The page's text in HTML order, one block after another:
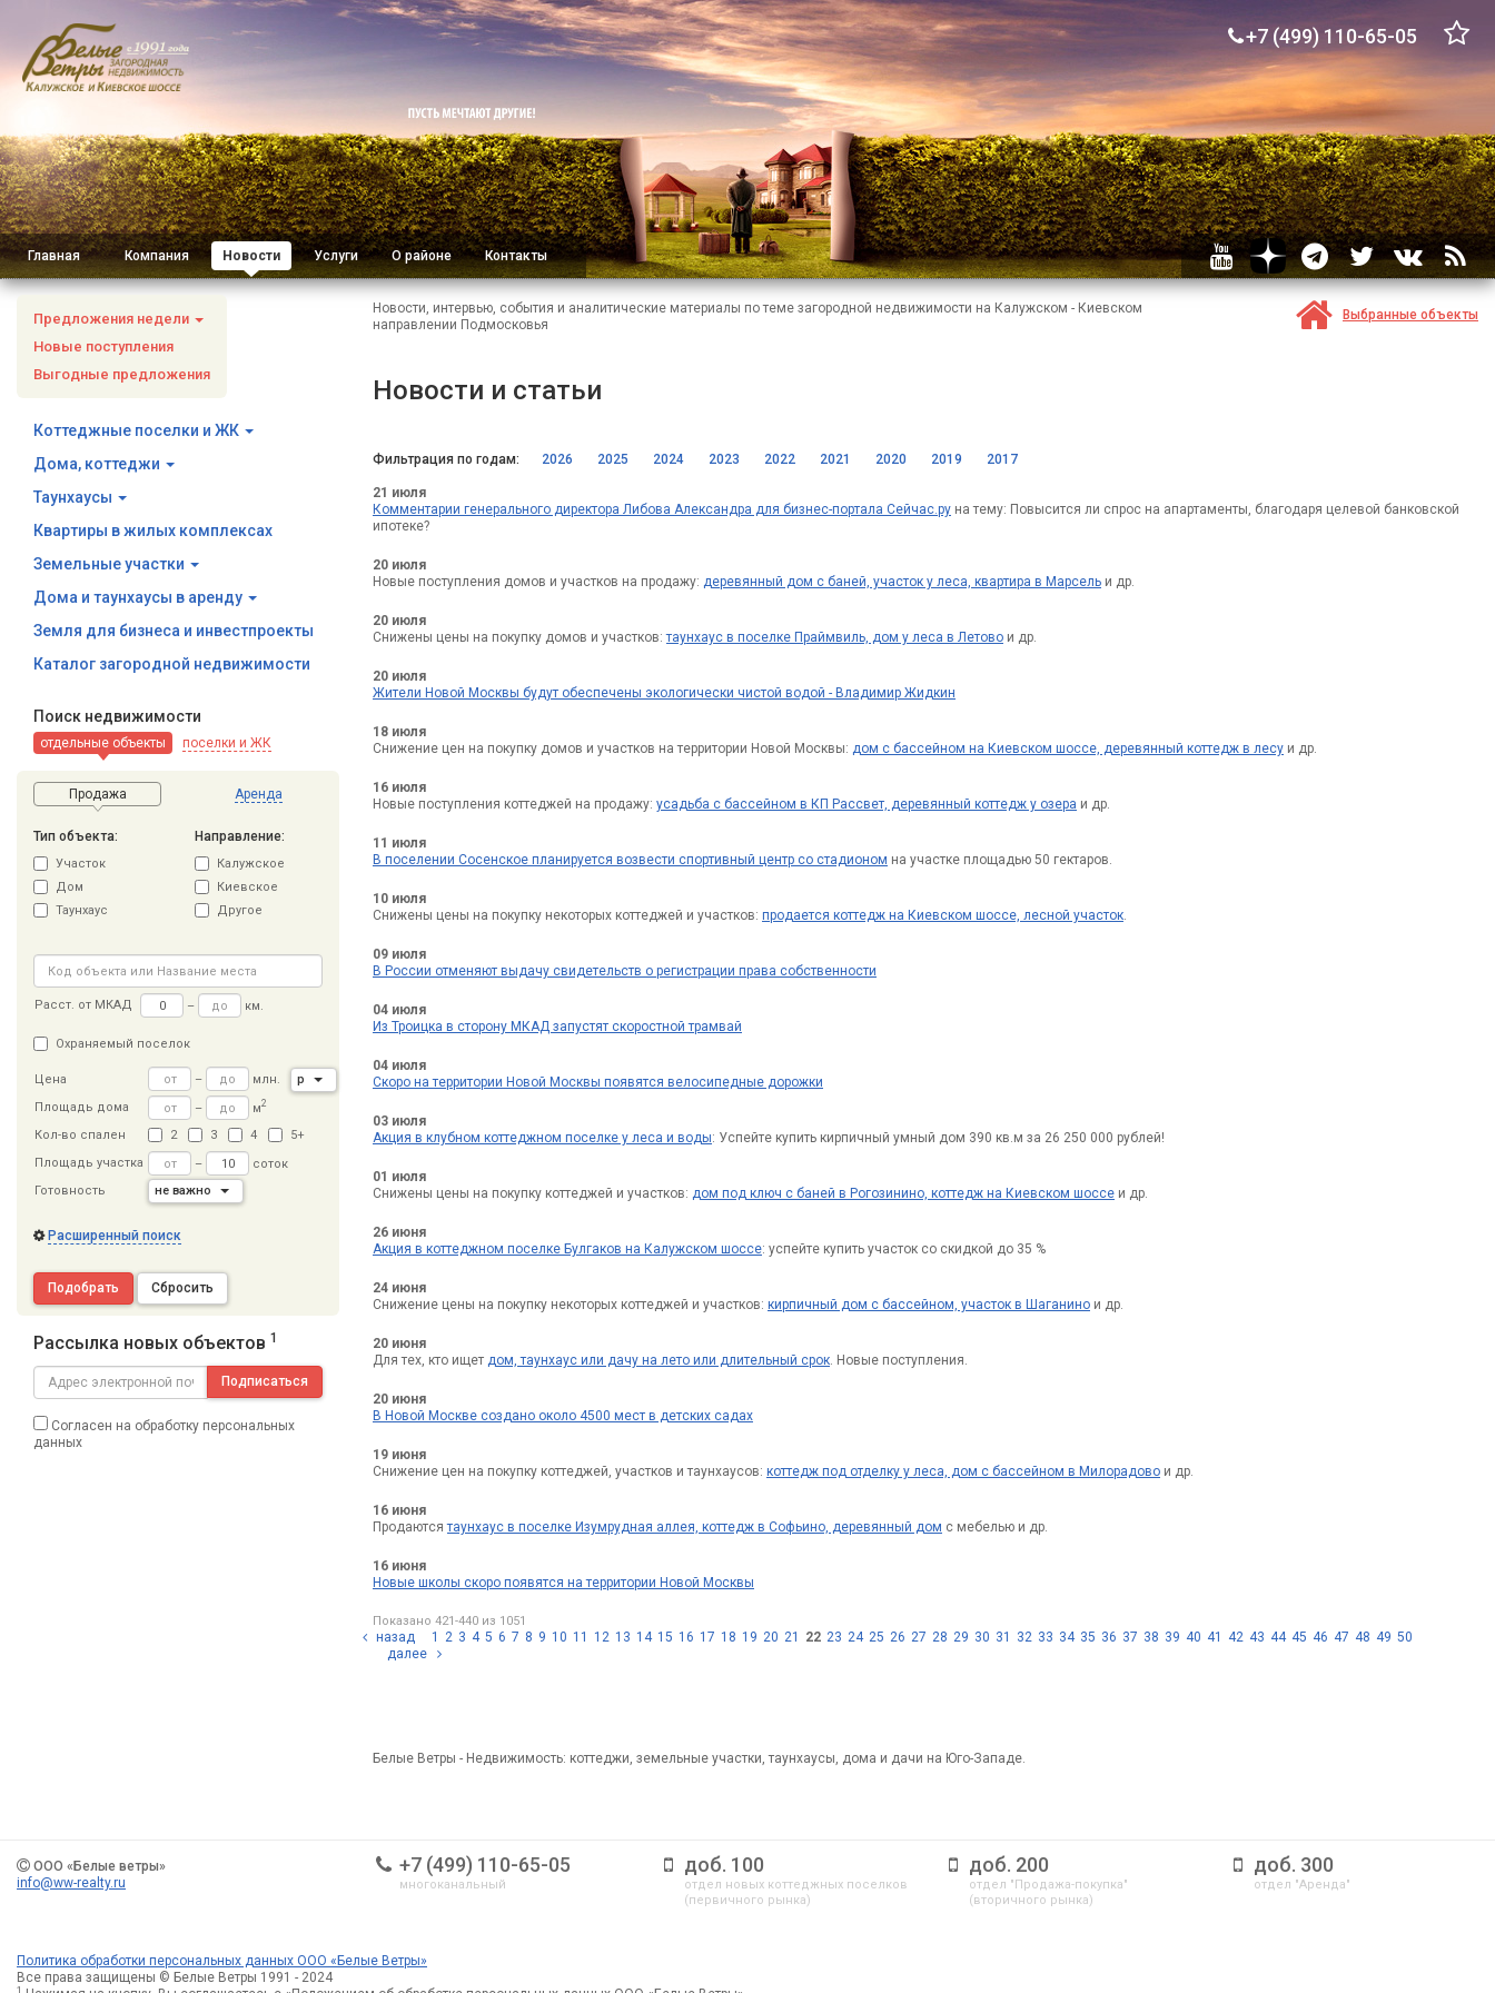
+7 (499) 110-65-05
Главная Компания Новости Услуги О районе Контакты
Предложения недели
Новые поступления
Выгодные предложения
Коттеджные поселки и ЖК
Дома, коттеджи
Таунхаусы
Квартиры в жилых комплексах
Земельные участки
Дома и таунхаусы в аренду
Земля для бизнеса и инвестпроекты
Каталог загородной недвижимости
Поиск недвижимости
отдельные объекты поселки и ЖК
Продажа Аренда
Тип объекта:
Участок
Дом
Таунхаус
Направление:
Калужское
Киевское
Другое
Расст. от МКАД – км.
Охраняемый поселок
Цена – млн.
р
Площадь дома
– м2
Кол-во спален 2 3 4
5+
Площадь участка
–
соток
Готовность
не важно
Расширенный поиск
Подобрать Сбросить
Рассылка новых объектов 1
Подписаться
Согласен на обработку персональных
данных
Новости, интервью, события и аналитические материалы по теме загородной недвижимости на Калужском - Киевском
направлении Подмосковья
Выбранные объекты
Новости и статьи
Фильтрация по годам: 2026 2025 2024 2023 2022 2021 2020 2019 2017
21 июля
Комментарии генерального директора Либова Александра для бизнес-портала Сейчас.ру на тему: Повысится ли спрос на апартаменты, благодаря целевой банковской
ипотеке?
20 июля
Новые поступления домов и участков на продажу: деревянный дом с баней, участок у леса, квартира в Марсель и др.
20 июля
Снижены цены на покупку домов и участков:таунхаус в поселке Праймвиль, дом у леса в Летово и др.
20 июля
Жители Новой Москвы будут обеспечены экологически чистой водой - Владимир Жидкин
18 июля
Снижение цен на покупку домов и участков на территории Новой Москвы: дом с бассейном на Киевском шоссе, деревянный коттедж в лесу и др.
16 июля
Новые поступления коттеджей на продажу: усадьба с бассейном в КП Рассвет, деревянный коттедж у озера и др.
11 июля
В поселении Сосенское планируется возвести спортивный центр со стадионом на участке площадью 50 гектаров.
10 июля
Снижены цены на покупку некоторых коттеджей и участков: продается коттедж на Киевском шоссе, лесной участок.
09 июля
В России отменяют выдачу свидетельств о регистрации права собственности
04 июля
Из Троицка в сторону МКАД запустят скоростной трамвай
04 июля
Скоро на территории Новой Москвы появятся велосипедные дорожки
03 июля
Акция в клубном коттеджном поселке у леса и воды: Успейте купить кирпичный умный дом 390 кв.м за 26 250 000 рублей!
01 июля
Снижены цены на покупку коттеджей и участков: дом под ключ с баней в Рогозинино, коттедж на Киевском шоссе и др.
26 июня
Акция в коттеджном поселке Булгаков на Калужском шоссе: успейте купить участок со скидкой до 35 %
24 июня
Снижение цены на покупку некоторых коттеджей и участков: кирпичный дом с бассейном, участок в Шаганино и др.
20 июня
Для тех, кто ищет дом, таунхаус или дачу на лето или длительный срок. Новые поступления.
20 июня
В Новой Москве создано около 4500 мест в детских садах
19 июня
Снижение цен на покупку коттеджей, участков и таунхаусов: коттедж под отделку у леса, дом с бассейном в Милорадово и др.
16 июня
Продаютсятаунхаус в поселке Изумрудная аллея, коттедж в Софьино, деревянный дом с мебелью и др.
16 июня
Новые школы скоро появятся на территории Новой Москвы
Показано 421-440 из 1051
назад 1 2 3 4 5 6 7 8 9 10 11 12 13 14 15 16 17 18 19 20 21 22 23 24 25 26 27 28 29 30 31 32 33 34 35 36 37 38 39 40 41 42 43 44 45 46 47 48 49 50
далее
Белые Ветры - Недвижимость: коттеджи, земельные участки, таунхаусы, дома и дачи на Юго-Западе.
ООО «Белые ветры»
info@ww-realty.ru
+7 (499) 110-65-05
многоканальный
доб. 100
отдел новых коттеджных поселков
(первичного рынка)
доб. 200
отдел "Продажа-покупка"
(вторичного рынка)
доб. 300
отдел "Аренда"
Политика обработки персональных данных ООО «Белые Ветры»
Все права защищены © Белые Ветры 1991 - 2024
1